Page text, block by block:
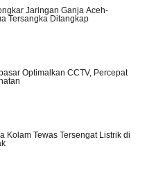
Jaringan Ganja Aceh-
Tersangka Ditangkap
Optimalkan CCTV, Percepat
Kolam Tewas Tersengat Listrik di